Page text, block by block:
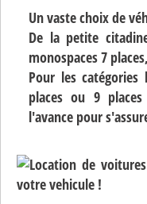
Un vaste choix de
De la petite
monospaces 7
Pour les
places ou 9
l'avance pour